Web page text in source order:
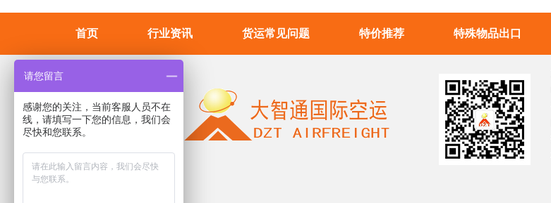
首页 行业资讯 货运常见问题 特价推荐 特殊物品出口
请您留言
感谢您的关注，当前客服人员不在
线，请填写一下您的信息，我们会
尽快和您联系。